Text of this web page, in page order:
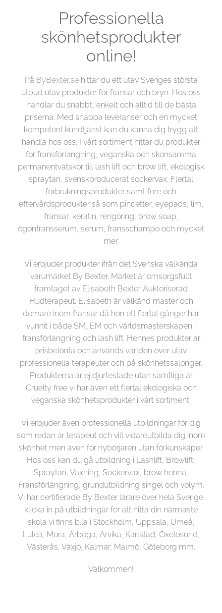
Professionella
skönhetsprodukter
online!
På ByBexter.sehittar du ett utav Sveriges största
utbud utav produkter för fransar och bryn. Hos oss
handlar du snabbt, enkelt och alltid till de bästa
priserna. Med snabba leveranser och en mycket
kompetent kundtjänst kan du känna dig trygg att
handla hos oss. I vårt sortiment hittar du produkter
för fransförlängning, veganska och skonsamma
permanentvätskor till lash lift och brow lift, ekologisk
spraytan, svenskproducerat sockervax. Flertal
förbrukningsprodukter samt före och
eftervårdsprodukter så som pincetter, eyepads, lim,
fransar, keratin, rengöring, brow soap,
ögonfransserum, serum, fransschampo och mycket
mer.
Vi erbjuder produkter ifrån det Svenska välkända
varumärket By Bexter. Märket är omsorgsfullt
framtaget av Elisabeth Bexter Auktoriserad
Hudterapeut. Elisabeth är välkänd master och
domare inom fransar då hon ett flertal gånger har
vunnit i både SM, EM och världsmästerskapen i
fransförlängning och lash lift. Hennes produkter är
prisbelönta och används världen över utav
professionella terapeuter och på skönhetssalonger.
Produkterna är ej djurtestade utan samtliga är
Cruelty free vi har även ett flertal ekologiska och
veganska skönhetsprodukter i vårt sortiment.
Vi erbjuder även professionella utbildningar för dig
som redan är terapeut och vill vidareutbilda dig inom
skönhet men även för nybörjaren utan förkunskaper.
Hos oss kan du gå utbildning i Lashlift, Browlift,
Spraytan, Vaxning, Sockervax, brow henna,
Fransförlängning, grundutbildning singel och volym.
Vi har certifierade By Bexter lärare över hela Sverige.
klicka in på utbildningar för att hitta din närmaste
skola vi finns b.la i Stockholm, Uppsala, Umeå,
Luleå, Mora, Arboga, Arvika, Karlstad, Oxelösund,
Västerås, Växjö, Kalmar, Malmö, Göteborg mm.
Välkommen!